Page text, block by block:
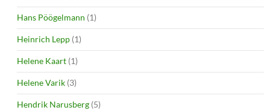
Hans Pöögelmann (1)
Heinrich Lepp (1)
Helene Kaart (1)
Helene Varik (3)
Hendrik Narusberg (5)